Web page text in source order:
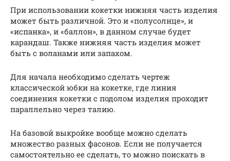
При использовании кокетки нижняя часть изделия
может быть различной. Это и «полусолнце», и
«испанка», и «баллон», в данном случае будет
карандаш. Также нижняя часть изделия может
быть с воланами или запахом.
Для начала необходимо сделать чертеж
классической юбки на кокетке, где линия
соединения кокетки с подолом изделия проходит
параллельно через талию.
На базовой выкройке вообще можно сделать
множество разных фасонов. Если не получается
самостоятельно ее сделать, то можно поискать в